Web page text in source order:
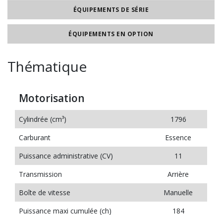
ÉQUIPEMENTS DE SÉRIE
ÉQUIPEMENTS EN OPTION
Thématique
Motorisation
Cylindrée (cm³)
1796
Carburant
Essence
Puissance administrative (CV)
11
Transmission
Arrière
Boîte de vitesse
Manuelle
Puissance maxi cumulée (ch)
184